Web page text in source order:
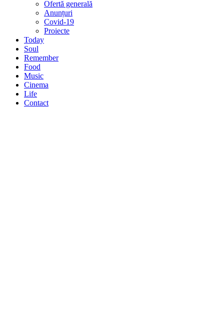
Ofertă generală
Anunțuri
Covid-19
Proiecte
Today
Soul
Remember
Food
Music
Cinema
Life
Contact